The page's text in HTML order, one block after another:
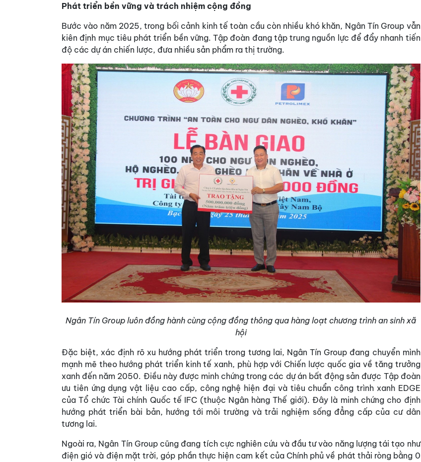
Phát triển bền vững và trách nhiệm cộng đồng
Bước vào năm 2025, trong bối cảnh kinh tế toàn cầu còn nhiều khó khăn, Ngân Tín Group vẫn
kiên định mục tiêu phát triển bền vững. Tập đoàn đang tập trung nguồn lực để đẩy nhanh tiến
độ các dự án chiến lược, đưa nhiều sản phẩm ra thị trường.
Ngân Tín Group luôn đồng hành cùng cộng đồng thông qua hàng loạt chương trình an sinh xã
hội
Đặc biệt, xác định rõ xu hướng phát triển trong tương lai, Ngân Tín Group đang chuyển mình
mạnh mẽ theo hướng phát triển kinh tế xanh, phù hợp với Chiến lược quốc gia về tăng trưởng
xanh đến năm 2050. Điều này được minh chứng trong các dự án bất động sản được Tập đoàn
ưu tiên ứng dụng vật liệu cao cấp, công nghệ hiện đại và tiêu chuẩn công trình xanh EDGE
của Tổ chức Tài chính Quốc tế IFC (thuộc Ngân hàng Thế giới). Đây là minh chứng cho định
hướng phát triển bài bản, hướng tới môi trường và trải nghiệm sống đẳng cấp của cư dân
tương lai.
Ngoài ra, Ngân Tín Group cũng đang tích cực nghiên cứu và đầu tư vào năng lượng tái tạo như
điện gió và điện mặt trời, góp phần thực hiện cam kết của Chính phủ về phát thải ròng bằng 0